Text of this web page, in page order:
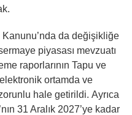
da değişikliğe
piyasası mevzuatı
raporlarının Tapu ve
ortamda ve
hale getirildi. Ayrıca
31 Aralık 2027’ye kadar